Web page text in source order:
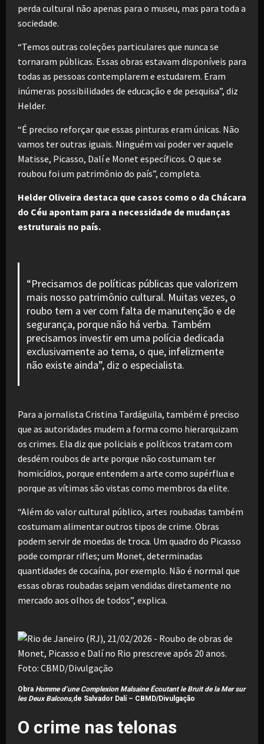
perda cultural não apenas para o museu, mas para toda a
sociedade.
“Temos outras coleções particulares que nunca se
tornaram públicas. Essas obras estavam disponíveis para
todas as pessoas contemplarem e estudarem. Eram
inúmeras possibilidades de educação e de pesquisa”, diz
Helder.
“É preciso reforçar que essas pinturas eram únicas. Não
vamos ter outras iguais. Ninguém vai poder ver aquele
Matisse, Picasso, Dalí e Monet específicos. O que se
roubou foi um patrimônio do país”, completa.
Helder Oliveira destaca que casos como o da Chácara
do Céu apontam para a necessidade de mudanças
estruturais no país.
“Precisamos de políticas públicas que valorizem
mais nosso patrimônio cultural. Muitas vezes, o
roubo tem a ver com falta de manutenção e de
segurança, porque não há verba. Também
precisamos investir em uma polícia dedicada
exclusivamente ao tema, o que, infelizmente
não existe ainda”, diz o especialista.
Para a jornalista Cristina Tardáguila, também é preciso
que as autoridades mudem a forma como hierarquizam
os crimes. Ela diz que policiais e políticos tratam com
desdém roubos de arte porque não costumam ter
homicídios, porque entendem a arte como supérflua e
porque as vítimas são vistas como membros da elite.
“Além do valor cultural público, artes roubadas também
costumam alimentar outros tipos de crime. Obras
podem servir de moedas de troca. Um quadro do Picasso
pode comprar rifles; um Monet, determinadas
quantidades de cocaína, por exemplo. Não é normal que
essas obras roubadas sejam vendidas diretamente no
mercado aos olhos de todos”, explica.
Obra Homme d’une Complexion Malsaine Écoutant le Bruit de la Mer sur
les Deux Balcons,de Salvador Dalí – CBMD/Divulgação
O crime nas telonas